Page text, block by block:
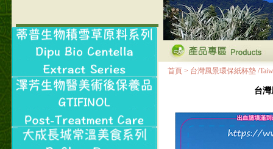
首頁 > 台灣風景環保紙杯墊 /
台灣